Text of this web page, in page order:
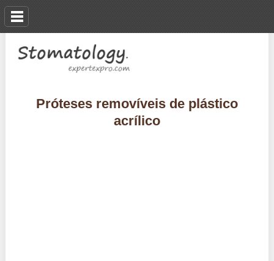
Próteses removíveis de plástico
acrílico